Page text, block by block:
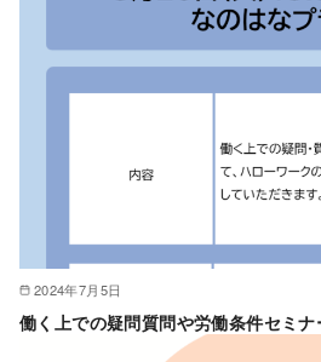
2024年7月5日
働く上での疑問質問や労働条件セミナ